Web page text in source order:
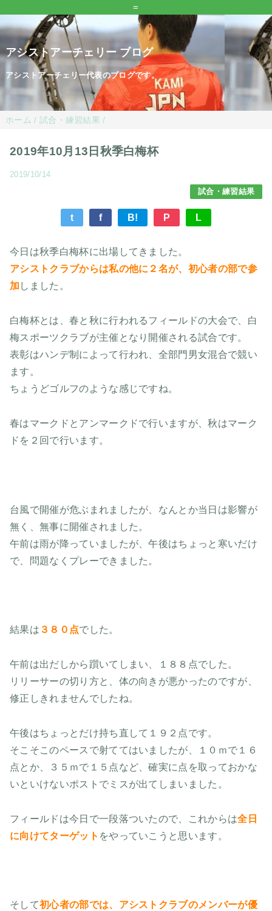
=
アシストアーチェリー ブログ
アシストアーチェリー代表のブログです。
ホーム / 試合・練習結果 /
2019年10月13日秋季白梅杯
2019/10/14
試合・練習結果
t f B! P L
今日は秋季白梅杯に出場してきました。
アシストクラブからは私の他に２名が、初心者の部で参
加 しました。
白梅杯とは、春と秋に行われるフィールドの大会で、白
梅スポーツクラブが主催となり開催される試合です。
表彰はハンデ制によって行われ、全部門男女混合で競い
ます。
ちょうどゴルフのような感じですね。
春はマークドとアンマークドで行いますが、秋はマーク
ドを２回で行います。
台風で開催が危ぶまれましたが、なんとか当日は影響が
無く、無事に開催されました。
午前は雨が降っていましたが、午後はちょっと寒いだけ
で、問題なくプレーできました。
結果は ３８０点でした。
午前は出だしから躓いてしまい、１８８点でした。
リリーサーの切り方と、体の向きが悪かったのですが、
修正しきれませんでしたね。
午後はちょっとだけ持ち直して１９２点です。
そこそこのペースで射ててはいましたが、１０ｍで１６
点とか、３５ｍで１５点など、確実に点を取っておかな
いといけないポストでミスが出てしまいました。
フィールドは今日で一段落ついたので、これからは全日
に向けてターゲット をやっていこうと思います。
そして初心者の部では、アシストクラブのメンバーが優